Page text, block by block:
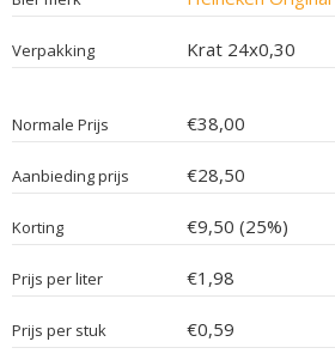
Verpakking Krat 24x0,30
Normale Prijs €38,00
Aanbieding prijs €28,50
Korting €9,50 (25%)
Prijs per liter €1,98
Prijs per stuk €0,59